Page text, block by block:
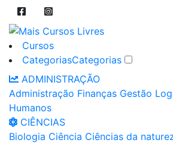
Cursos
CategoriasCategorias
ADMINISTRAÇÃO
Administração Finanças Gestão
Humanos
CIÊNCIAS
Biologia Ciência Ciências da